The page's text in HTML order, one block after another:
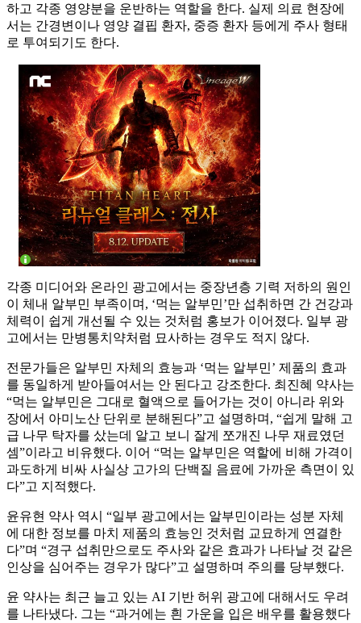
하고 각종 영양분을 운반하는 역할을 한다. 실제 의료 현장에
서는 간경변이나 영양 결핍 환자, 중증 환자 등에게 주사 형태
로 투여되기도 한다.
각종 미디어와 온라인 광고에서는 중장년층 기력 저하의 원인
이 체내 알부민 부족이며, ‘먹는 알부민’만 섭취하면 간 건강과
체력이 쉽게 개선될 수 있는 것처럼 홍보가 이어졌다. 일부 광
고에서는 만병통치약처럼 묘사하는 경우도 적지 않다.
전문가들은 알부민 자체의 효능과 ‘먹는 알부민’ 제품의 효과
를 동일하게 받아들여서는 안 된다고 강조한다. 최진혜 약사는
“먹는 알부민은 그대로 혈액으로 들어가는 것이 아니라 위와
장에서 아미노산 단위로 분해된다”고 설명하며, “쉽게 말해 고
급 나무 탁자를 샀는데 알고 보니 잘게 쪼개진 나무 재료였던
셈”이라고 비유했다. 이어 “먹는 알부민은 역할에 비해 가격이
과도하게 비싸 사실상 고가의 단백질 음료에 가까운 측면이 있
다”고 지적했다.
윤유현 약사 역시 “일부 광고에서는 알부민이라는 성분 자체
에 대한 정보를 마치 제품의 효능인 것처럼 교묘하게 연결한
다”며 “경구 섭취만으로도 주사와 같은 효과가 나타날 것 같은
인상을 심어주는 경우가 많다”고 설명하며 주의를 당부했다.
윤 약사는 최근 늘고 있는 AI 기반 허위 광고에 대해서도 우려
를 나타냈다. 그는 “과거에는 흰 가운을 입은 배우를 활용했다